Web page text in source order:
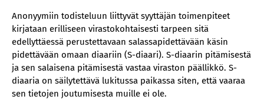
Anonyymiin todisteluun liittyvät syyttäjän toimenpiteet
kirjataan erilliseen virastokohtaisesti tarpeen sitä
edellyttäessä perustettavaan salassapidettävään käsin
pidettävään omaan diaariin (S-diaari). S-diaarin pitämisestä
ja sen salaisena pitämisestä vastaa viraston päällikkö. S-
diaaria on säilytettävä lukitussa paikassa siten, että vaaraa
sen tietojen joutumisesta muille ei ole.